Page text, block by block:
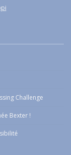
Challenge
Bexter !